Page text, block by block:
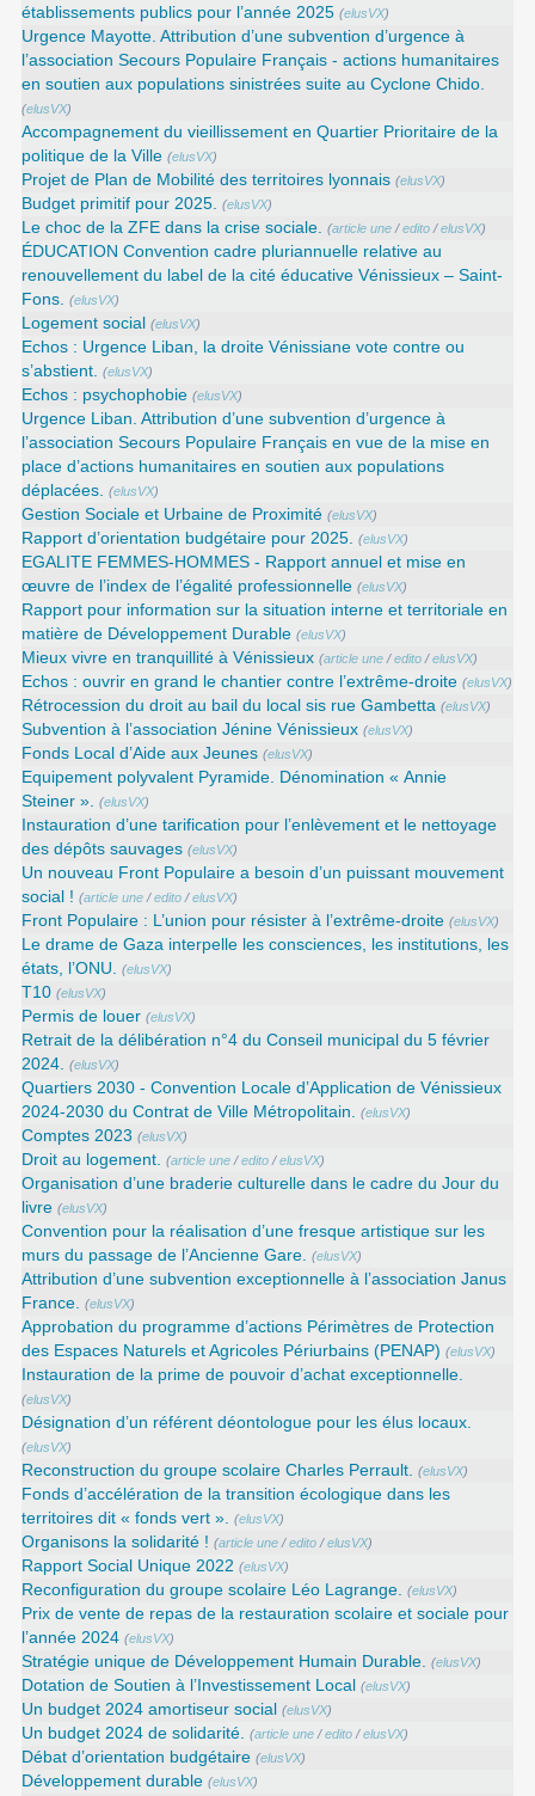
établissements publics pour l’année 2025 (elusVX)
Urgence Mayotte. Attribution d’une subvention d’urgence à
l’association Secours Populaire Français - actions humanitaires
en soutien aux populations sinistrées suite au Cyclone Chido.
(elusVX)
Accompagnement du vieillissement en Quartier Prioritaire de la
politique de la Ville (elusVX)
Projet de Plan de Mobilité des territoires lyonnais (elusVX)
Budget primitif pour 2025. (elusVX)
Le choc de la ZFE dans la crise sociale. (article une /edito /elusVX)
ÉDUCATION Convention cadre pluriannuelle relative au
renouvellement du label de la cité éducative Vénissieux – Saint-
Fons. (elusVX)
Logement social (elusVX)
Echos : Urgence Liban, la droite Vénissiane vote contre ou
s’abstient. (elusVX)
Echos : psychophobie (elusVX)
Urgence Liban. Attribution d’une subvention d’urgence à
l’association Secours Populaire Français en vue de la mise en
place d’actions humanitaires en soutien aux populations
déplacées. (elusVX)
Gestion Sociale et Urbaine de Proximité (elusVX)
Rapport d’orientation budgétaire pour 2025. (elusVX)
EGALITE FEMMES-HOMMES - Rapport annuel et mise en
œuvre de l’index de l’égalité professionnelle (elusVX)
Rapport pour information sur la situation interne et territoriale en
matière de Développement Durable (elusVX)
Mieux vivre en tranquillité à Vénissieux (article une /edito /elusVX)
Echos : ouvrir en grand le chantier contre l’extrême-droite (elusVX)
Rétrocession du droit au bail du local sis rue Gambetta (elusVX)
Subvention à l’association Jénine Vénissieux (elusVX)
Fonds Local d’Aide aux Jeunes (elusVX)
Equipement polyvalent Pyramide. Dénomination « Annie
Steiner ». (elusVX)
Instauration d’une tarification pour l’enlèvement et le nettoyage
des dépôts sauvages (elusVX)
Un nouveau Front Populaire a besoin d’un puissant mouvement
social ! (article une /edito /elusVX)
Front Populaire : L’union pour résister à l’extrême-droite (elusVX)
Le drame de Gaza interpelle les consciences, les institutions, les
états, l’ONU. (elusVX)
T10 (elusVX)
Permis de louer (elusVX)
Retrait de la délibération n°4 du Conseil municipal du 5 février
2024. (elusVX)
Quartiers 2030 - Convention Locale d’Application de Vénissieux
2024-2030 du Contrat de Ville Métropolitain. (elusVX)
Comptes 2023 (elusVX)
Droit au logement. (article une /edito /elusVX)
Organisation d’une braderie culturelle dans le cadre du Jour du
livre (elusVX)
Convention pour la réalisation d’une fresque artistique sur les
murs du passage de l’Ancienne Gare. (elusVX)
Attribution d’une subvention exceptionnelle à l’association Janus
France. (elusVX)
Approbation du programme d’actions Périmètres de Protection
des Espaces Naturels et Agricoles Périurbains (PENAP) (elusVX)
Instauration de la prime de pouvoir d’achat exceptionnelle.
(elusVX)
Désignation d’un référent déontologue pour les élus locaux.
(elusVX)
Reconstruction du groupe scolaire Charles Perrault. (elusVX)
Fonds d’accélération de la transition écologique dans les
territoires dit « fonds vert ». (elusVX)
Organisons la solidarité ! (article une /edito /elusVX)
Rapport Social Unique 2022 (elusVX)
Reconfiguration du groupe scolaire Léo Lagrange. (elusVX)
Prix de vente de repas de la restauration scolaire et sociale pour
l’année 2024 (elusVX)
Stratégie unique de Développement Humain Durable. (elusVX)
Dotation de Soutien à l’Investissement Local (elusVX)
Un budget 2024 amortiseur social (elusVX)
Un budget 2024 de solidarité. (article une /edito /elusVX)
Débat d’orientation budgétaire (elusVX)
Développement durable (elusVX)